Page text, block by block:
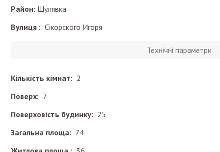
Район: Шулявка
Вулиця : Сiкорского Игоря
Технічні параметри
Кількість кімнат: 2
Поверх: 7
Поверховість будинку: 25
Загальна площа: 74